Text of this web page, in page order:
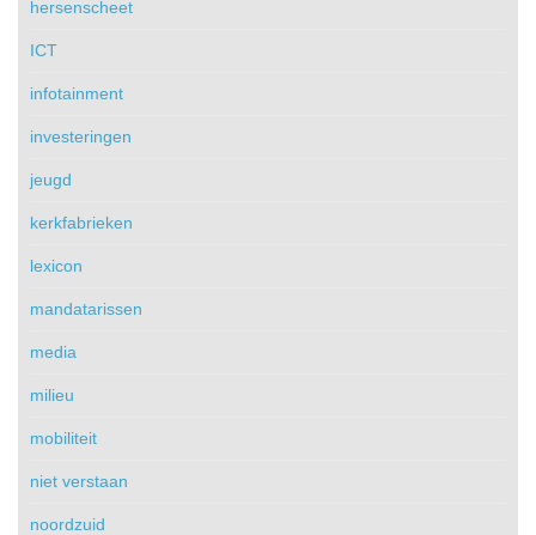
hersenscheet
ICT
infotainment
investeringen
jeugd
kerkfabrieken
lexicon
mandatarissen
media
milieu
mobiliteit
niet verstaan
noordzuid